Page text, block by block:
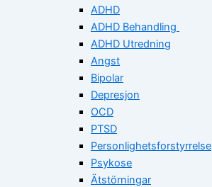
ADHD
ADHD Behandling
ADHD Utredning
Angst
Bipolar
Depresjon
OCD
PTSD
Personlighetsforstyrrelse
Psykose
Ätstörningar